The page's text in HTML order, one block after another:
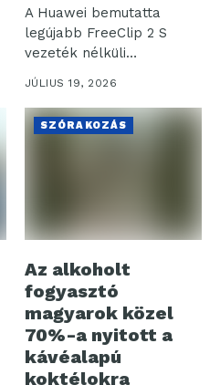
A Huawei bemutatta
legújabb FreeClip 2 S
vezeték nélküli
fülhallgatóját, amely a...
JÚLIUS 19, 2026
SZÓRAKOZÁS
Az alkoholt
fogyasztó
magyarok közel
70%-a nyitott a
kávéalapú
koktélokra